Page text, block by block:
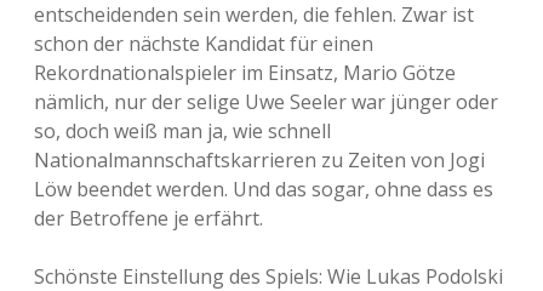
entscheidenden sein werden, die fehlen. Zwar ist
schon der nächste Kandidat für einen
Rekordnationalspieler im Einsatz, Mario Götze
nämlich, nur der selige Uwe Seeler war jünger oder
so, doch weiß man ja, wie schnell
Nationalmannschaftskarrieren zu Zeiten von Jogi
Löw beendet werden. Und das sogar, ohne dass es
der Betroffene je erfährt.
Schönste Einstellung des Spiels: Wie Lukas Podolski